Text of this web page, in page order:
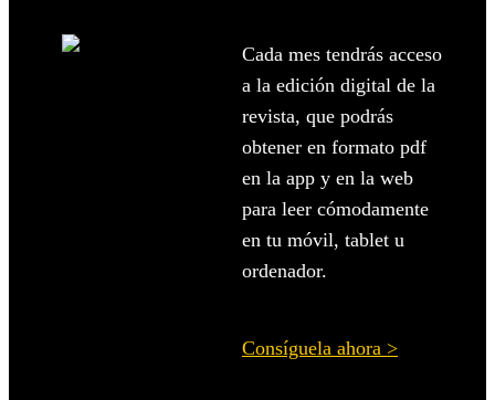
Cada mes tendrás acceso
a la edición digital de la
revista, que podrás
obtener en formato pdf
en la app y en la web
para leer cómodamente
en tu móvil, tablet u
ordenador.
Consíguela ahora >